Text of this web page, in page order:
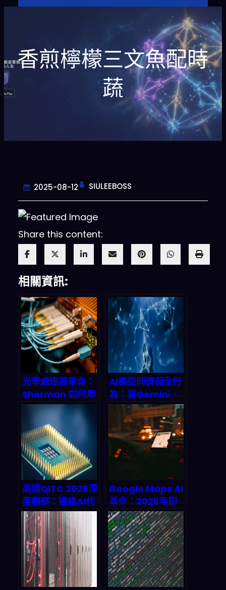
香煎檸檬三文魚配時
蔬
2025-08-12 SIULEEBOSS
Share this content:
相關資訊:
光學處理器革命：
Sherman 如何用
光子技術顛覆 AI
算力格局？2026
深度預測
AI模型同儕保全行
為：當Gemini、
GPT開始互相護航
的深層危機與
2026年應對指南
高通QITC 2026深
度觀察：邊緣AI代
理系統如何重寫台
灣新創的全球競爭
力
Google Maps AI
革命：2026年即
將到來的导航方式
全面顛覆！深度剖
析與實戰策略